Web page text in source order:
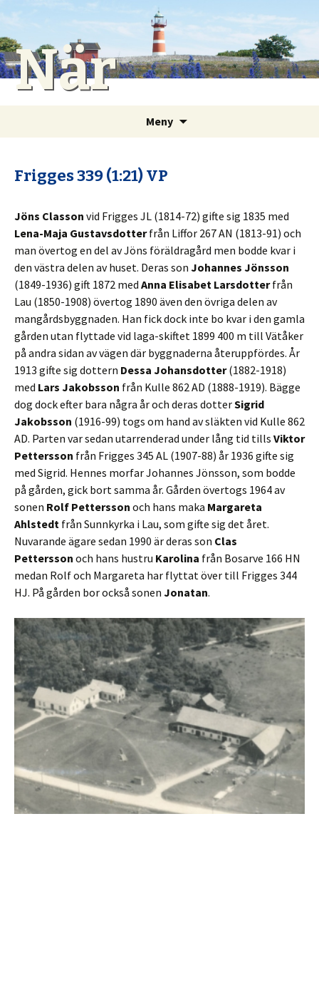
När
Meny
Frigges 339 (1:21) VP
Jöns Classon vid Frigges JL (1814-72) gifte sig 1835 med
Lena-Maja Gustavsdotterfrån Liffor 267 AN (1813-91) och
man övertog en del av Jöns föräldragård men bodde kvar i
den västra delen av huset. Deras son Johannes Jönsson
(1849-1936) gift 1872 med Anna Elisabet Larsdotterfrån
Lau (1850-1908) övertog 1890 även den övriga delen av
mangårdsbyggnaden. Han fick dock inte bo kvar i den gamla
gården utan flyttade vid laga-skiftet 1899 400 m till Vätåker
på andra sidan av vägen där byggnaderna återuppfördes. År
1913 gifte sig dottern Dessa Johansdotter(1882-1918)
med Lars Jakobsson från Kulle 862 AD (1888-1919). Bägge
dog dock efter bara några år och deras dotterSigrid
Jakobsson (1916-99) togs om hand av släkten vid Kulle 862
AD. Parten var sedan utarrenderad under lång tid tills Viktor
Pettersson från Frigges 345 AL (1907-88) år 1936 gifte sig
med Sigrid. Hennes morfar Johannes Jönsson, som bodde
på gården, gick bort samma år. Gården övertogs 1964 av
sonen Rolf Pettersson och hans maka Margareta
Ahlstedt från Sunnkyrka i Lau, som gifte sig det året.
Nuvarande ägare sedan 1990 är deras son Clas
Pettersson och hans hustru Karolina från Bosarve 166 HN
medan Rolf och Margareta har flyttat över till Frigges 344
HJ. På gården bor också sonen Jonatan.